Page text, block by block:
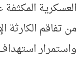
العسكرية
من تفاقم الكارثة
واستمرار